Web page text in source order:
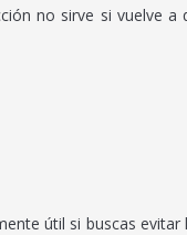
no sirve si vuelve a
útil si buscas evitar